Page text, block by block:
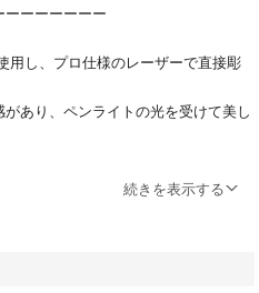
ーーーーーー
用し、プロ仕様のレーザーで直接彫
あり、ペンライトの光を受けて美し
かりとカバーできるロングタイプ。
続きを表示する